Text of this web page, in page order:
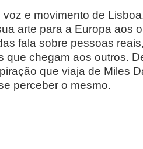
voz e movimento de
arte para a Europa aos
fala sobre pessoas
que chegam aos outros.
que viaja de Miles
perceber o mesmo.